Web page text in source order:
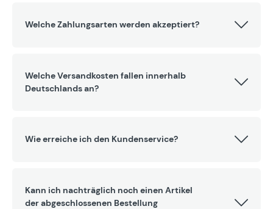
Welche Zahlungsarten werden akzeptiert?
Welche Versandkosten fallen innerhalb
Deutschlands an?
Wie erreiche ich den Kundenservice?
Kann ich nachträglich noch einen Artikel
der abgeschlossenen Bestellung